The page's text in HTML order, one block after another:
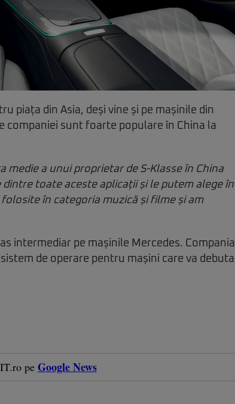
piața din Asia, deși vine și pe mașinile din
companiei sunt foarte populare în China la
a unui proprietar de S-Klasse în China
toate aceste aplicații și le putem alege în
în categoria muzică și filme și am
intermediar pe mașinile Mercedes. Compania
de operare pentru mașini care va debuta
pe Google News